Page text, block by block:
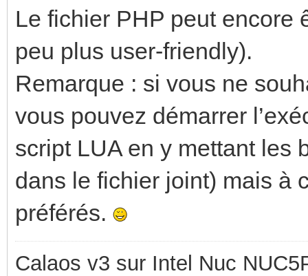
Le fichier PHP peut encore
peu plus user-friendly).
Remarque : si vous ne
vous pouvez démarrer
script LUA en y mettant les
dans le fichier joint) mais à
préférés.
Calaos v3 sur Intel Nuc